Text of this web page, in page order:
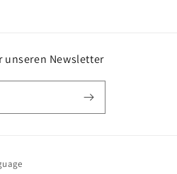
unseren Newsletter